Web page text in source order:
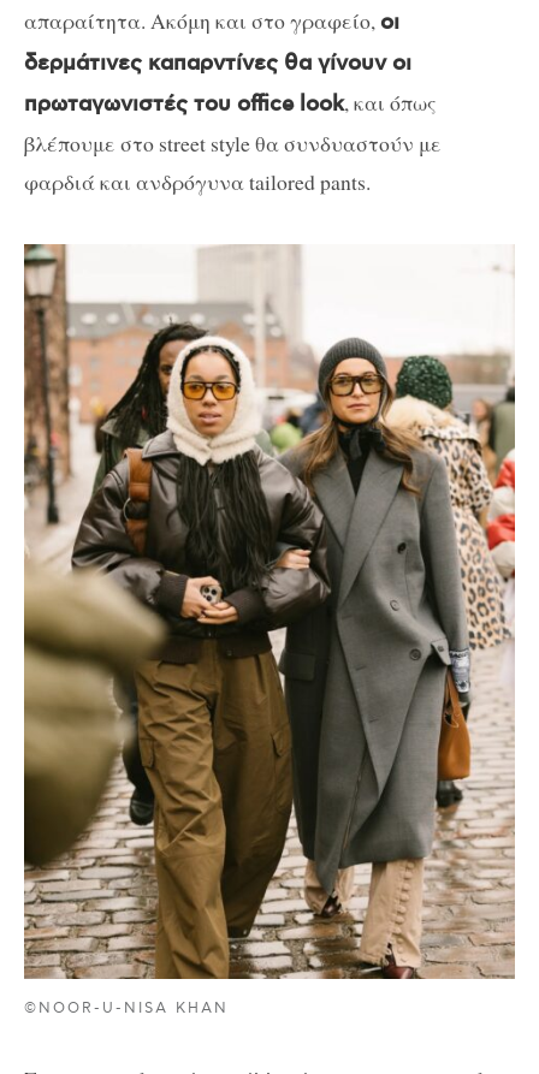
απαραίτητα. Ακόμη και στο γραφείο,οι
δερμάτινες καπαρντίνες θα γίνουν οι
πρωταγωνιστές του office look, και όπως
βλέπουμε στο street style θα συνδυαστούν με
φαρδιά και ανδρόγυνα tailored pants.
©NOOR-U-NISA KHAN